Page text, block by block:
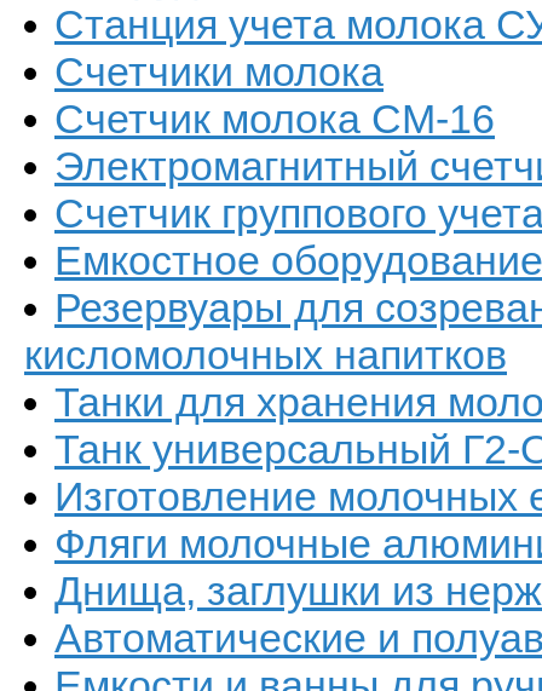
Станция учета молока
Счетчики молока
Счетчик молока СМ-16
Электромагнитный
Счетчик группового
Емкостное оборудование
Резервуары для
кисломолочных напитков
Танки для хранения
Танк универсальный
Изготовление молочных
Фляги молочные
Днища, заглушки из
Автоматические и